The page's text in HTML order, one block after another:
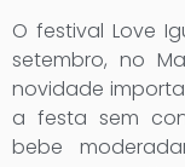
O festival Love
setembro, no
novidade
a festa sem
bebe